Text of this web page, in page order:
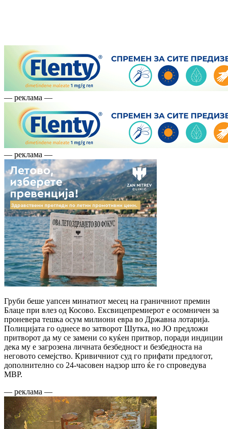
— реклама —
— реклама —
Груби беше уапсен минатиот месец на граничниот премин
Блаце при влез од Косово. Ексвицепремиерот е осомничен за
проневера тешка осум милиони евра во Државна лотарија.
Полицијата го однесе во затворот Шутка, но ЈО предложи
притворот да му се замени со куќен притвор, поради индиции
дека му е загрозена личната безбедност и безбедноста на
неговото семејство. Кривичниот суд го прифати предлогот,
дополнително со 24-часовен надзор што ќе го спроведува
МВР.
— реклама —